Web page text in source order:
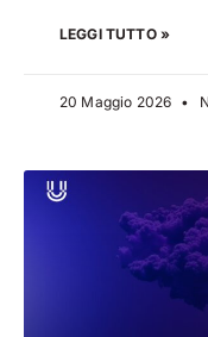
LEGGI TUTTO »
20 Maggio 2026